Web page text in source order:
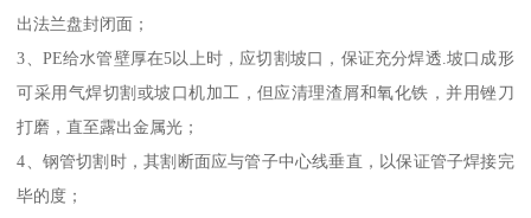
出法兰盘封闭面；
3、PE给水管壁厚在5以上时，应切割坡口，保证充分焊透.坡口成形
可采用气焊切割或坡口机加工，但应清理渣屑和氧化铁，并用锉刀
打磨，直至露出金属光；
4、钢管切割时，其割断面应与管子中心线垂直，以保证管子焊接完
毕的度；